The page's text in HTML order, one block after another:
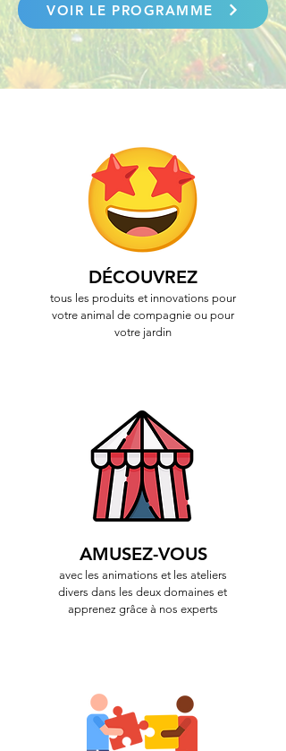
VOIR LE PROGRAMME
DÉCOUVREZ
tous les produits et innovations pour
votre animal de compagnie ou pour
votre jardin
AMUSEZ-VOUS
avec les animations et les ateliers
divers dans les deux domaines et
apprenez grâce à nos experts